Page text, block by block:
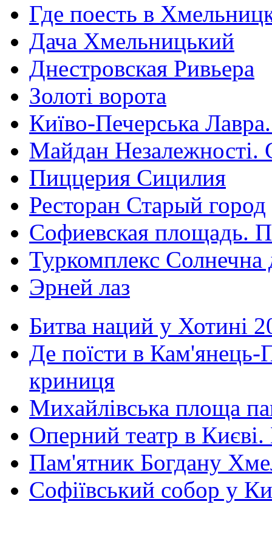
Где поесть в
Дача Хмельницький
Днестровская Ривьера
Золоті ворота
Київо-Печерська
Майдан Незалежності.
Пиццерия Сицилия
Ресторан Старый город
Софиевская площадь.
Туркомплекс Солнечна
Эрней лаз
Битва наций у Хотині
Де поїсти в Кам'янець-
криниця
Михайлівська площа
Оперний театр в
Пам'ятник Богдану
Софіївський собор у